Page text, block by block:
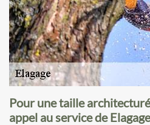
Pour une taille
appel au service de